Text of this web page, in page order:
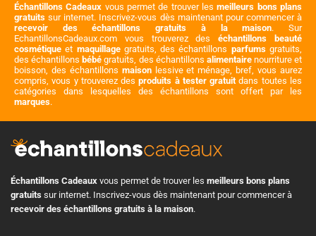
Échantillons Cadeaux vous permet de trouver lesmeilleurs bons plans
gratuits sur internet. Inscrivez-vous dès maintenant pour commencer à
recevoir des échantillons gratuits à la maison. Sur
EchantillonsCadeaux.com vous trouverez deséchantillons beauté
cosmétique et maquillagegratuits, des échantillons parfumsgratuits,
des échantillons bébé gratuits, des échantillons alimentairenourriture et
boisson, des échantillons maisonlessive et ménage, bref, vous aurez
compris, vous y trouverez desproduits à tester gratuit dans toutes les
catégories dans lesquelles des échantillons sont offert par les
marques.
Échantillons Cadeaux vous permet de trouver les meilleurs bons plans
gratuits sur internet. Inscrivez-vous dès maintenant pour commencer à
recevoir des échantillons gratuits à la maison.